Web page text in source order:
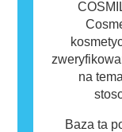
na
Baza ta